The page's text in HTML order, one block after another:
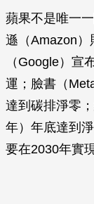
蘋果不是唯一
遜（Amazon）
（Google）宣
運；臉書（
達到碳排淨零
年）年底達到
要在2030年實